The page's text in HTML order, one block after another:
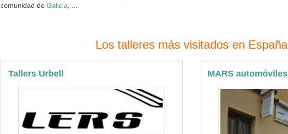
comunidad de Galicia
Los talleres más visitados en España
Tallers Urbell MARS automóviles